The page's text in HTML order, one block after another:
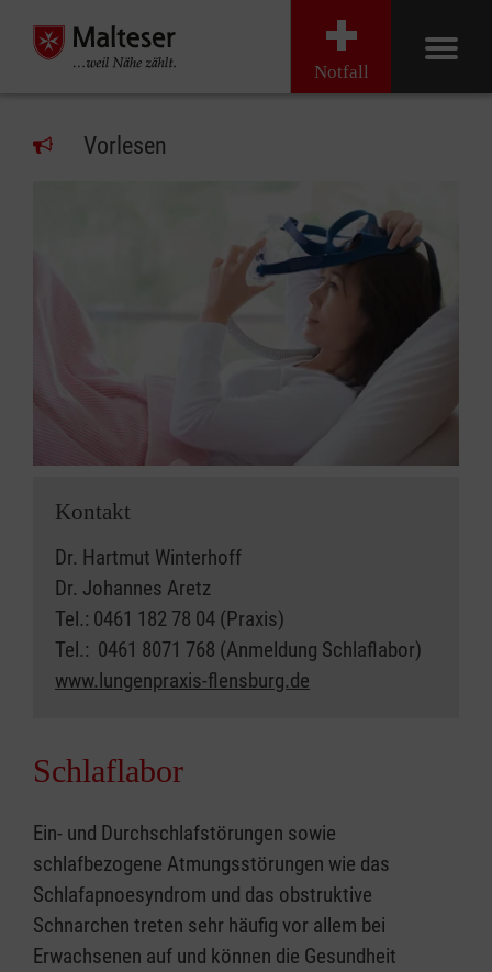
Notfall
Vorlesen
Kontakt
Dr. Hartmut Winterhoff
Dr. Johannes Aretz
Tel.: 0461 182 78 04 (Praxis)
Tel.: 0461 8071 768 (Anmeldung Schlaflabor)
www.lungenpraxis-flensburg.de
Schlaflabor
Ein- und Durchschlafstörungen sowie
schlafbezogene Atmungsstörungen wie das
Schlafapnoesyndrom und das obstruktive
Schnarchen treten sehr häufig vor allem bei
Erwachsenen auf und können die Gesundheit